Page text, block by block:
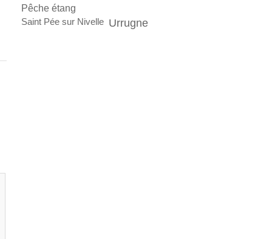
Pêche étang
Saint Pée sur Nivelle Urrugne